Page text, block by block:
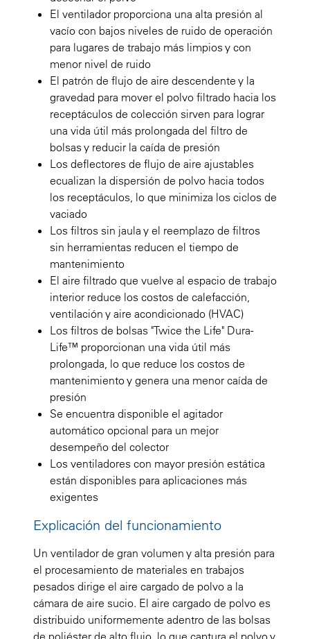
El ventilador proporciona una alta presión al
vacío con bajos niveles de ruido de operación
para lugares de trabajo más limpios y con
menor nivel de ruido
El patrón de flujo de aire descendente y la
gravedad para mover el polvo filtrado hacia los
receptáculos de colección sirven para lograr
una vida útil más prolongada del filtro de
bolsas y reducir la caída de presión
Los deflectores de flujo de aire ajustables
ecualizan la dispersión de polvo hacia todos
los receptáculos, lo que minimiza los ciclos de
vaciado
Los filtros sin jaula y el reemplazo de filtros
sin herramientas reducen el tiempo de
mantenimiento
El aire filtrado que vuelve al espacio de trabajo
interior reduce los costos de calefacción,
ventilación y aire acondicionado (HVAC)
Los filtros de bolsas "Twice the Life" Dura-
Life™ proporcionan una vida útil más
prolongada, lo que reduce los costos de
mantenimiento y genera una menor caída de
presión
Se encuentra disponible el agitador
automático opcional para un mejor
desempeño del colector
Los ventiladores con mayor presión estática
están disponibles para aplicaciones más
exigentes
Explicación del funcionamiento
Un ventilador de gran volumen y alta presión para
el procesamiento de materiales en trabajos
pesados dirige el aire cargado de polvo a la
cámara de aire sucio. El aire cargado de polvo es
distribuido uniformemente adentro de las bolsas
de poliéster de alto flujo, lo que captura el polvo y